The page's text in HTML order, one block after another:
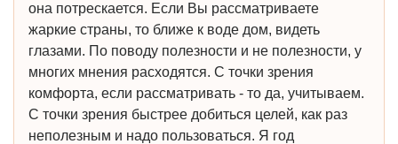
она потрескается. Если Вы рассматриваете
жаркие страны, то ближе к воде дом, видеть
глазами. По поводу полезности и не полезности, у
многих мнения расходятся. С точки зрения
комфорта, если рассматривать - то да, учитываем.
С точки зрения быстрее добиться целей, как раз
неполезным и надо пользоваться. Я год